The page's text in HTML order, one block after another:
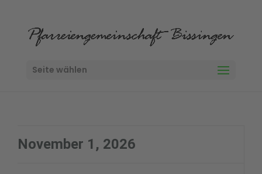
Seite wählen
November 1, 2026